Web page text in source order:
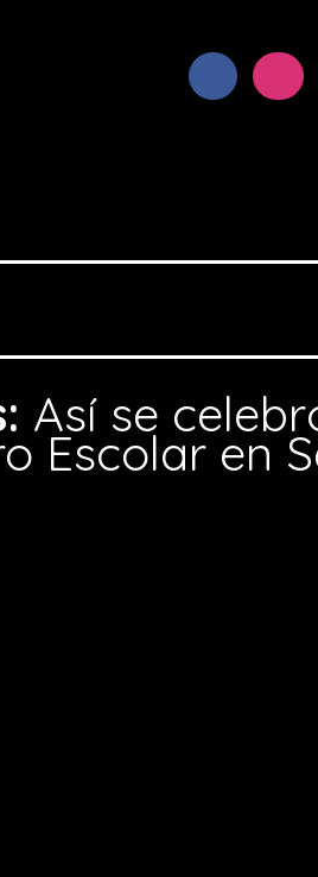
Así se
Escolar en